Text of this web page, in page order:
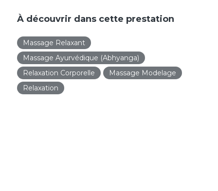
À découvrir dans cette prestation
Massage Relaxant
Massage Ayurvédique (Abhyanga)
Relaxation Corporelle
Massage Modelage
Relaxation